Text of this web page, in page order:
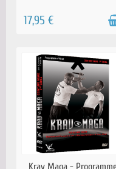
17,95 €
EN STOCK
Krav Maga -